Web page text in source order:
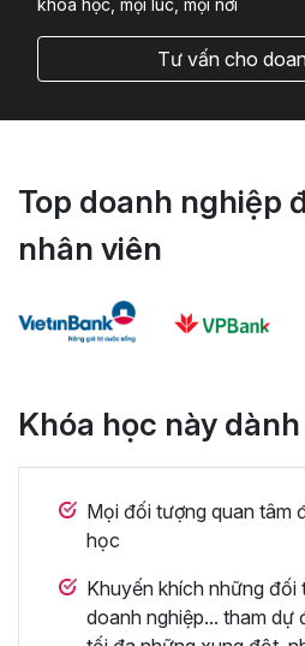
Tư vấn cho
Top doanh nghiệp
nhân viên
Khóa học này
Mọi đối tượng quan tâm
học
Khuyến khích những đối
doanh nghiệp... tham dự